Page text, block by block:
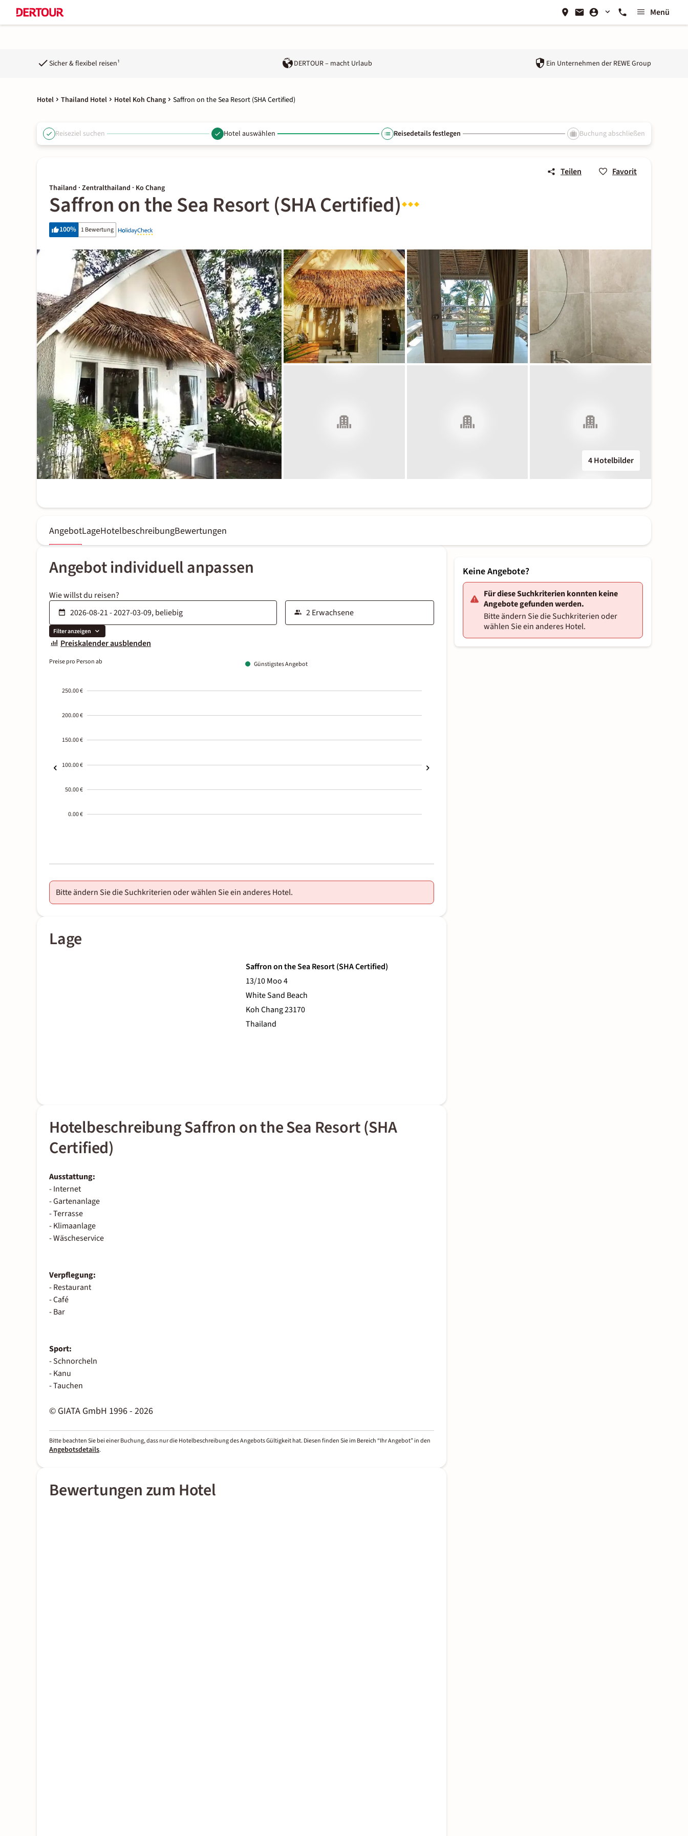
Menü
Sicher & flexibel reisen¹ DERTOUR – macht Urlaub Ein Unternehmen der REWE Group
Hotel Thailand Hotel Hotel Koh Chang Saffron on the Sea Resort (SHA Certified)
Reiseziel suchen Hotel auswählen Reisedetails festlegen Buchung abschließen
Teilen Favorit
Thailand · Zentralthailand · Ko Chang
Saffron on the Sea Resort (SHA Certified)
100% 1 Bewertung
4 Hotelbilder
AngebotLageHotelbeschreibungBewertungen
Angebot individuell anpassen
Wie willst du reisen?
Filter anzeigen
Preiskalender ausblenden
Preise pro Person ab Günstigstes Angebot
250.00 €
200.00 €
150.00 €
100.00 €
50.00 €
0.00 €
01-02
Bitte ändern Sie die Suchkriterien oder wählen Sie ein anderes Hotel.
Lage
Saffron on the Sea Resort (SHA Certified)
13/10 Moo 4
White Sand Beach
Koh Chang 23170
Thailand
Hotelbeschreibung Saffron on the Sea Resort (SHA
Certified)
Ausstattung:
- Internet
- Gartenanlage
- Terrasse
- Klimaanlage
- Wäscheservice
Verpflegung:
- Restaurant
- Café
- Bar
Sport:
- Schnorcheln
- Kanu
- Tauchen
© GIATA GmbH 1996 - 2026
Bitte beachten Sie bei einer Buchung, dass nur die Hotelbeschreibung des Angebots Gültigkeit hat. Diesen finden Sie im Bereich “Ihr Angebot” in den
Angebotsdetails.
Bewertungen zum Hotel
Keine Angebote?
Für diese Suchkriterien konnten keine
Angebote gefunden werden.
Bitte ändern Sie die Suchkriterien oder
wählen Sie ein anderes Hotel.